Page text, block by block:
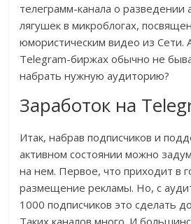
телеграмм-канала о разведении
лягушек в микроблогах,
юмористическим видео из Сети.
Telegram-биржах обычно не
набрать нужную аудиторию?
Заработок на
Итак, набрав подписчиков и
активном состоянии можно
на нем. Первое, что приходит в
размещение рекламы. Но, с
1000 подписчиков это сделать